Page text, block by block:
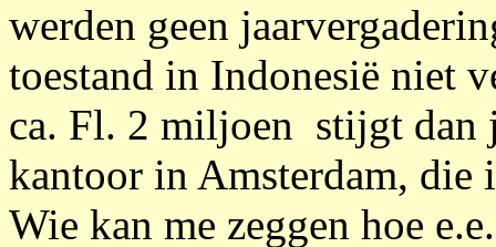
werden geen
toestand in Indonesië niet
ca. Fl. 2 miljoen stijgt dan
kantoor in Amsterdam, die
Wie kan me zeggen hoe